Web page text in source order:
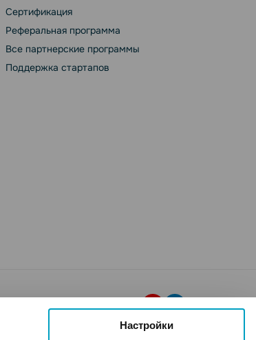
Настройки
Сертификация
Реферальная программа
Все партнерские программы
Поддержка стартапов